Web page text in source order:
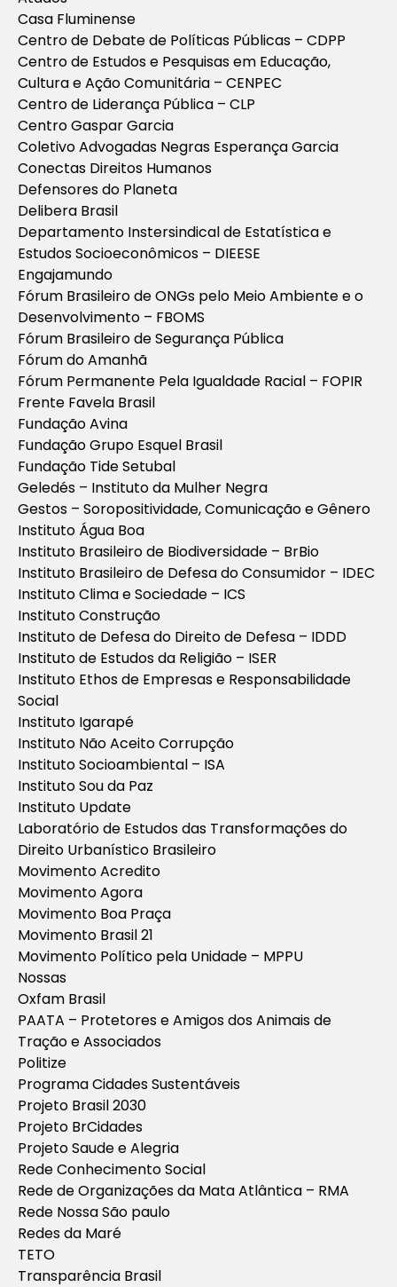
Casa Fluminense
Centro de Debate de Políticas Públicas – CDPP
Centro de Estudos e Pesquisas em Educação,
Cultura e Ação Comunitária – CENPEC
Centro de Liderança Pública – CLP
Centro Gaspar Garcia
Coletivo Advogadas Negras Esperança Garcia
Conectas Direitos Humanos
Defensores do Planeta
Delibera Brasil
Departamento Instersindical de Estatística e
Estudos Socioeconômicos – DIEESE
Engajamundo
Fórum Brasileiro de ONGs pelo Meio Ambiente e o
Desenvolvimento – FBOMS
Fórum Brasileiro de Segurança Pública
Fórum do Amanhã
Fórum Permanente Pela Igualdade Racial – FOPIR
Frente Favela Brasil
Fundação Avina
Fundação Grupo Esquel Brasil
Fundação Tide Setubal
Geledés – Instituto da Mulher Negra
Gestos – Soropositividade, Comunicação e Gênero
Instituto Água Boa
Instituto Brasileiro de Biodiversidade – BrBio
Instituto Brasileiro de Defesa do Consumidor – IDEC
Instituto Clima e Sociedade – ICS
Instituto Construção
Instituto de Defesa do Direito de Defesa – IDDD
Instituto de Estudos da Religião – ISER
Instituto Ethos de Empresas e Responsabilidade
Social
Instituto Igarapé
Instituto Não Aceito Corrupção
Instituto Socioambiental – ISA
Instituto Sou da Paz
Instituto Update
Laboratório de Estudos das Transformações do
Direito Urbanístico Brasileiro
Movimento Acredito
Movimento Agora
Movimento Boa Praça
Movimento Brasil 21
Movimento Político pela Unidade – MPPU
Nossas
Oxfam Brasil
PAATA – Protetores e Amigos dos Animais de
Tração e Associados
Politize
Programa Cidades Sustentáveis
Projeto Brasil 2030
Projeto BrCidades
Projeto Saude e Alegria
Rede Conhecimento Social
Rede de Organizações da Mata Atlântica – RMA
Rede Nossa São paulo
Redes da Maré
TETO
Transparência Brasil